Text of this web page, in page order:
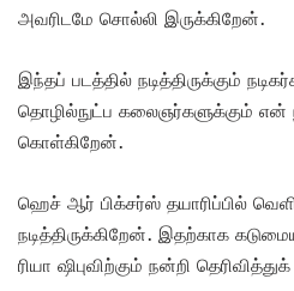
அவரிடமே சொல்லி இருக்கிறேன்.
இந்தப் படத்தில் நடித்திருக்கும்
தொழில்நுட்ப கலைஞர்களுக்கும் என்
கொள்கிறேன்.
ஹெச் ஆர் பிக்சர்ஸ் தயாரிப்பில்
நடித்திருக்கிறேன். இதற்காக
ரியா ஷிபுவிற்கும் நன்றி